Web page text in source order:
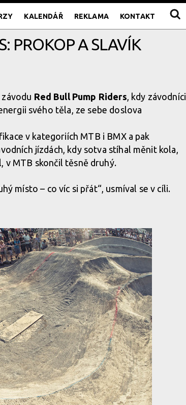
KALENDÁŘ REKLAMA KONTAKT
PROKOP A SLAVÍK
Red Bull Pump Riders, kdy závodníci
svého těla, ze sebe doslova
v kategoriích MTB i BMX a pak
jízdách, kdy sotva stíhal měnit kola,
v MTB skončil těsně druhý.
místo – co víc si přát“, usmíval se v cíli.